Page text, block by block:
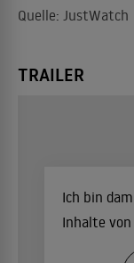
Quelle: JustWatch
TRAILER
Ich bin
Inhalte von